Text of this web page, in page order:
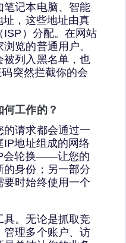
笔记本电脑、智能
，这些地址由真
ISP）分配。在网站
览的普通用户。
被列入黑名单，也
突然拦截你的会
工作的？
的请求都会通过一
IP地址组成的网络
会轮换——让您的
的身份；另一部分
时始终使用一个
具。无论是抓取竞
管理多个账户、访